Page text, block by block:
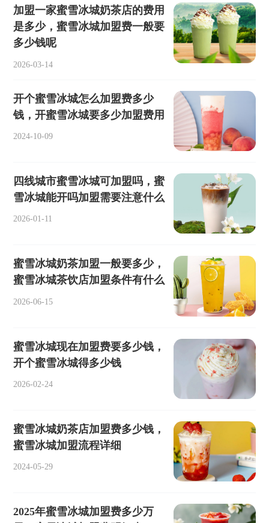
加盟一家蜜雪冰城奶茶店的费用
是多少，蜜雪冰城加盟费一般要
多少钱呢
2026-03-14
开个蜜雪冰城怎么加盟费多少
钱，开蜜雪冰城要多少加盟费用
2024-10-09
四线城市蜜雪冰城可加盟吗，蜜
雪冰城能开吗加盟需要注意什么
2026-01-11
蜜雪冰城奶茶加盟一般要多少，
蜜雪冰城茶饮店加盟条件有什么
2026-06-15
蜜雪冰城现在加盟费要多少钱，
开个蜜雪冰城得多少钱
2026-02-24
蜜雪冰城奶茶店加盟费多少钱，
蜜雪冰城加盟流程详细
2024-05-29
2025年蜜雪冰城加盟费多少万